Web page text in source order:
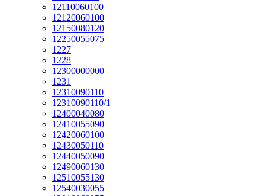
12110060100
12120060100
12150080120
12250055075
1227
1228
12300000000
1231
12310090110
12310090110/1
12400040080
12410055090
12420060100
12430050110
12440050090
12490060130
12510055130
12540030055